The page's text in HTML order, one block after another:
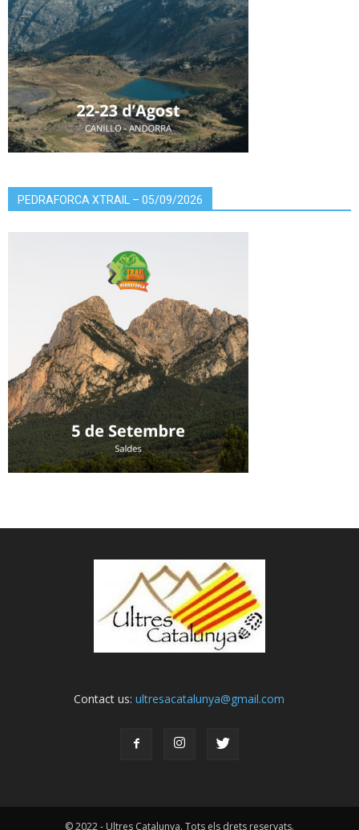
PEDRAFORCA XTRAIL – 05/09/2026
Contact us:ultresacatalunya@gmail.com
© 2022 - Ultres Catalunya. Tots els drets reservats.